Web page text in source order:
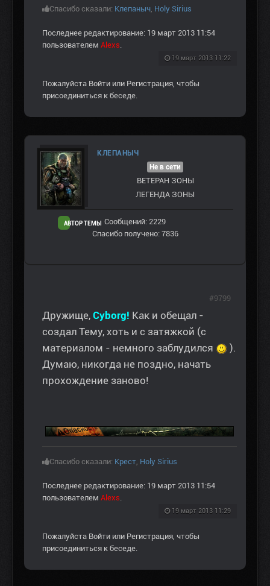
Спасибо сказали: Клепаныч Holy Sirius
Последнее редактирование: 19 март 2013 11:54
пользователем Alexs
19 март 2013 11:22
Пожалуйста Войти или Регистрация , чтобы
присоединиться к беседе.
КЛЕПАНЫЧ
АВТОР ТЕМЫ
Не в сети
ВЕТЕРАН ЗOНЫ
ЛЕГЕНДА ЗОНЫ
Сообщений: 2229
Спасибо получено: 7836
Дружище, Сyborg! Как и обещал -
создал Тему, хоть и с затяжкой (с
материалом - немного заблудился
).
Думаю, никогда не поздно, начать
прохождение заново!
Спасибо сказали: Крест Holy Sirius
Последнее редактирование: 19 март 2013 11:54
пользователем Alexs
19 март 2013 11:29
#9799
Пожалуйста Войти или Регистрация , чтобы
присоединиться к беседе.